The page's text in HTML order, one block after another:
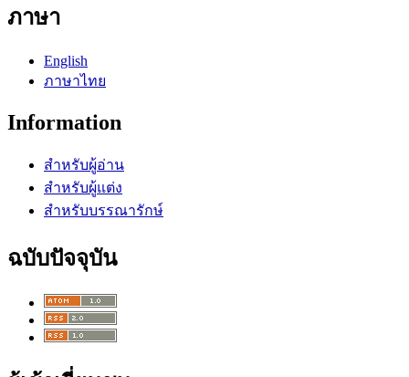
ภาษา
English
ภาษาไทย
Information
สำหรับผู้อ่าน
สำหรับผู้แต่ง
สำหรับบรรณารักษ์
ฉบับปัจจุบัน